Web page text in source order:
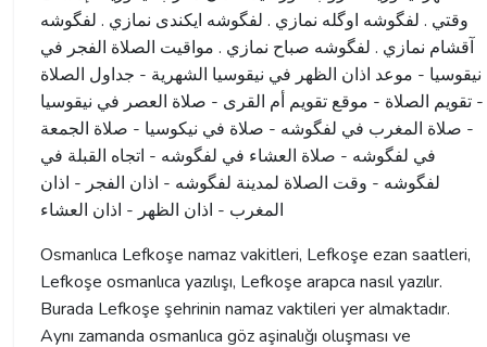
وقتي . لفگوشه اوگله نمازي . لفگوشه ايكندى نمازي . لفگوشه
آقشام نمازي . لفگوشه صباح نمازي . مواقيت الصلاة الفجر في
نيقوسيا - موعد اذان الظهر في نيقوسيا الشهرية - جداول الصلاة
- تقويم الصلاة - موقع تقويم أم القرى - صلاة العصر في نيقوسيا
- صلاة المغرب في لفگوشه - صلاة في نیکوسیا - صلاة الجمعة
في لفگوشه - صلاة العشاء في لفگوشه - اتجاه القبلة في
لفگوشه - وقت الصلاة لمدينة لفگوشه - اذان الفجر - اذان
المغرب - اذان الظهر - اذان العشاء
Osmanlıca Lefkoşe namaz vakitleri, Lefkoşe ezan saatleri,
Lefkoşe osmanlıca yazılışı, Lefkoşe arapca nasıl yazılır.
Burada Lefkoşe şehrinin namaz vaktileri yer almaktadır.
Aynı zamanda osmanlıca göz aşinalığı oluşması ve